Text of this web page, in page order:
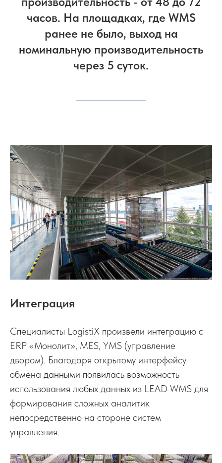
часов. На площадках, где WMS
ранее не было, выход на
номинальную производительность
через 5 суток.
Интеграция
Специалисты LogistiX произвели интеграцию с
ERP «Монолит», MES, YMS (управление
двором). Благодаря открытому интерфейсу
обмена данными появилась возможность
использования любых данных из LEAD WMS для
формирования сложных аналитик
непосредственно на стороне систем
управления.